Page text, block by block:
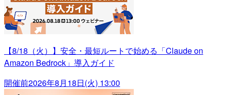
【8/18（火）】安全・最短ルートで始める「Claude on
Amazon Bedrock」導入ガイド
開催前2026年8月18日(火) 13:00